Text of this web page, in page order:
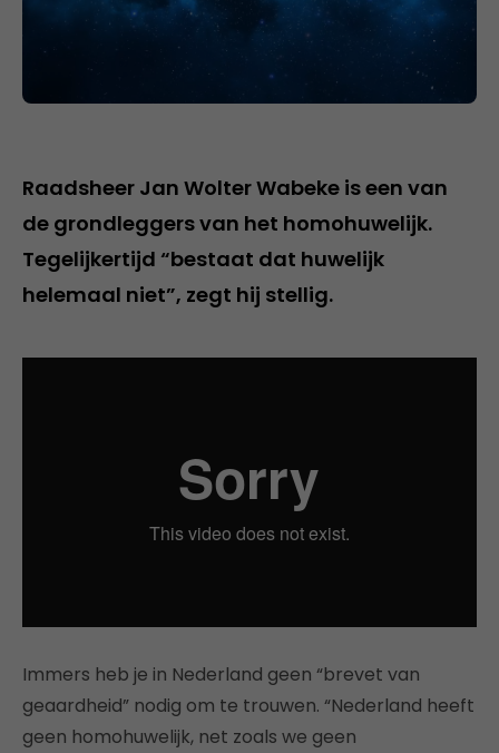
Raadsheer Jan Wolter Wabeke is een van
de grondleggers van het homohuwelijk.
Tegelijkertijd “bestaat dat huwelijk
helemaal niet”, zegt hij stellig.
Immers heb je in Nederland geen “brevet van
geaardheid” nodig om te trouwen. “Nederland heeft
geen homohuwelijk, net zoals we geen